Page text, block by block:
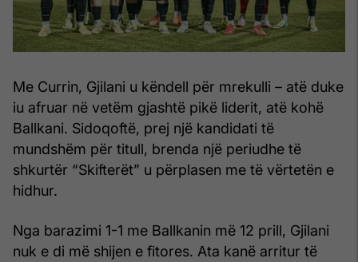
Me Currin, Gjilani u këndell për mrekulli – atë duke
iu afruar në vetëm gjashtë pikë liderit, atë kohë
Ballkani. Sidoqoftë, prej një kandidati të
mundshëm për titull, brenda një periudhe të
shkurtër “Skifterët” u përplasen me të vërtetën e
hidhur.
Nga barazimi 1-1 me Ballkanin më 12 prill, Gjilani
nuk e di më shijen e fitores. Ata kanë arritur të